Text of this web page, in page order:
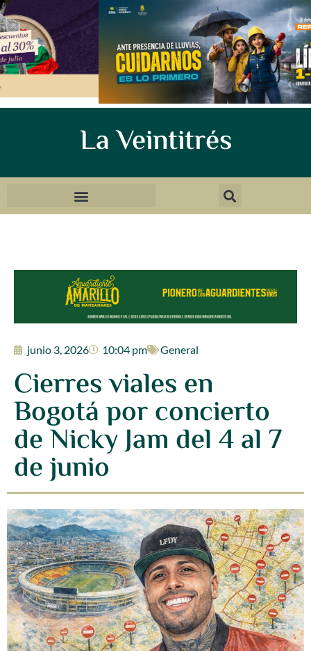
La Veintitrés
junio 3, 2026 10:04 pm General
Cierres viales en
Bogotá por concierto
de Nicky Jam del 4 al 7
de junio